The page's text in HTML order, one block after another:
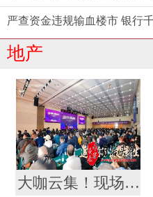
地产
大咖云集！现场超燃！南京大学2026年不动产论坛释放重磅信号